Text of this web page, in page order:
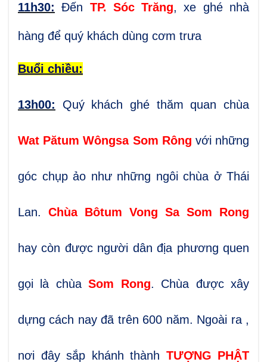
11h30: Đến TP. Sóc Trăng, xe ghé nhà
hàng để quý khách dùng cơm trưa
Buổi chiều:
13h00: Quý khách ghé thăm quan chùa
Wat Pătum Wôngsa Som Rông với những
góc chụp ảo như những ngôi chùa ở Thái
Lan. Chùa Bôtum Vong Sa Som Rong
hay còn được người dân địa phương quen
gọi là chùaSom Rong. Chùa được xây
dựng cách nay đã trên 600 năm. Ngoài ra ,
nơi đây sắp khánh thành TƯỢNG PHẬT